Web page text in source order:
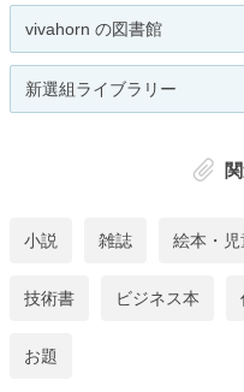
vivahorn の図書館
新選組ライブラリー
小説 雑誌 絵本・児
技術書 ビジネス本
お題